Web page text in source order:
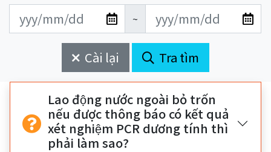
開
始
結
束
~
Cài lại Tra tìm
Lao động nước ngoài bỏ trốn
nếu được thông báo có kết quả
xét nghiệm PCR dương tính thì
phải làm sao?